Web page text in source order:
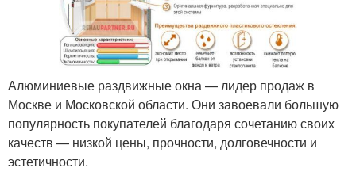
Алюминиевые раздвижные окна — лидер продаж в
Москве и Московской области. Они завоевали большую
популярность покупателей благодаря сочетанию своих
качеств — низкой цены, прочности, долговечности и
эстетичности.